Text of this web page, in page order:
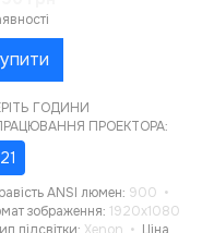
ГОДИНИ
ПРОЕКТОРА:
ANSI люмен 900
зображення 1920x1080